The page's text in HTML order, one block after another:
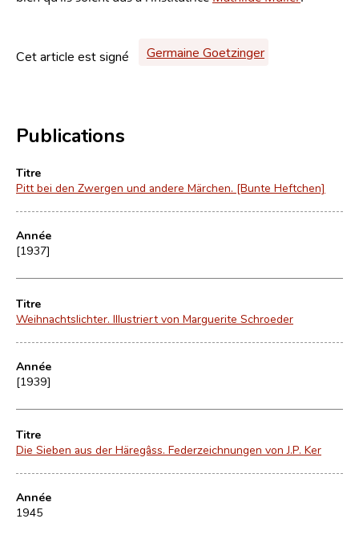
Cet article est signé Germaine Goetzinger
Publications
Titre
Pitt bei den Zwergen und andere Märchen. [Bunte Heftchen]
Année
[1937]
Titre
Weihnachtslichter. Illustriert von Marguerite Schroeder
Année
[1939]
Titre
Die Sieben aus der Häregâss. Federzeichnungen von J.P. Ker
Année
1945